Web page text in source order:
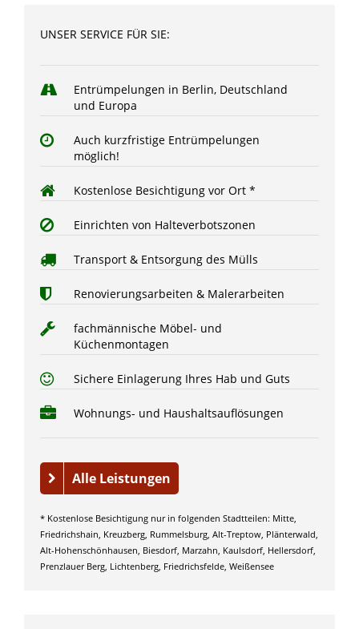
UNSER SERVICE FÜR SIE:
Entrümpelungen in Berlin, Deutschland
und Europa
Auch kurzfristige Entrümpelungen
möglich!
Kostenlose Besichtigung vor Ort *
Einrichten von Halteverbotszonen
Transport & Entsorgung des Mülls
Renovierungsarbeiten & Malerarbeiten
fachmännische Möbel- und
Küchenmontagen
Sichere Einlagerung Ihres Hab und Guts
Wohnungs- und Haushaltsauflösungen
Alle Leistungen
* Kostenlose Besichtigung nur in folgenden Stadtteilen: Mitte,
Friedrichshain, Kreuzberg, Rummelsburg, Alt-Treptow, Plänterwald,
Alt-Hohenschönhausen, Biesdorf, Marzahn, Kaulsdorf, Hellersdorf,
Prenzlauer Berg, Lichtenberg, Friedrichsfelde, Weißensee